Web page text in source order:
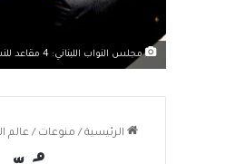
مجلس النواب اللبناني: 4 مقاعد للنساء من أصل 128 مقعداً
الرئيسية / منوعات / عالم